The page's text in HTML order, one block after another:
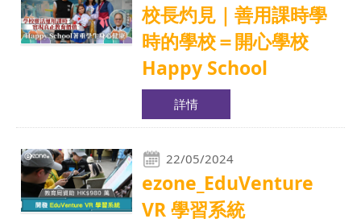
校長灼見｜善用課時學
時的學校＝開心學校
Happy School
詳情
22/05/2024
ezone_EduVenture
VR 學習系統